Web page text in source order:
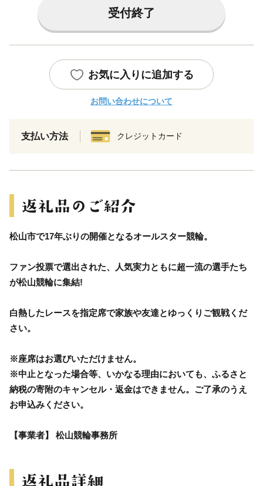
受付終了
お気に入りに追加する
お問い合わせについて
支払い方法 クレジットカード
松山市で17年ぶりの開催となるオールスター競輪。
ファン投票で選出された、人気実力ともに超一流の選手たち
が松山競輪に集結!
白熱したレースを指定席で家族や友達とゆっくりご観戦くだ
さい。
※座席はお選びいただけません。
※中止となった場合等、いかなる理由においても、ふるさと
納税の寄附のキャンセル・返金はできません。ご了承のうえ
お申込みください。
【事業者】 松山競輪事務所